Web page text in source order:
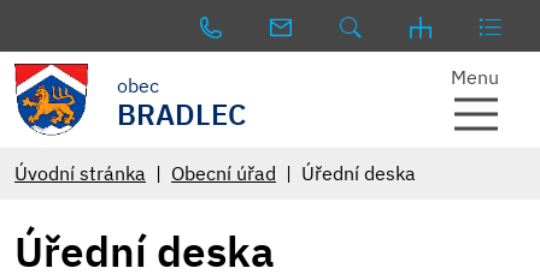
obec
BRADLEC
Menu
Úvodní stránka Obecní úřad Úřední deska
Úřední deska